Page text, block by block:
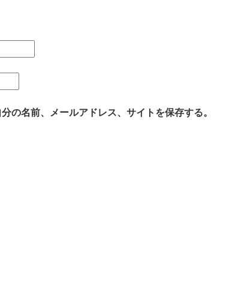
の名前、メールアドレス、サイトを保存する。